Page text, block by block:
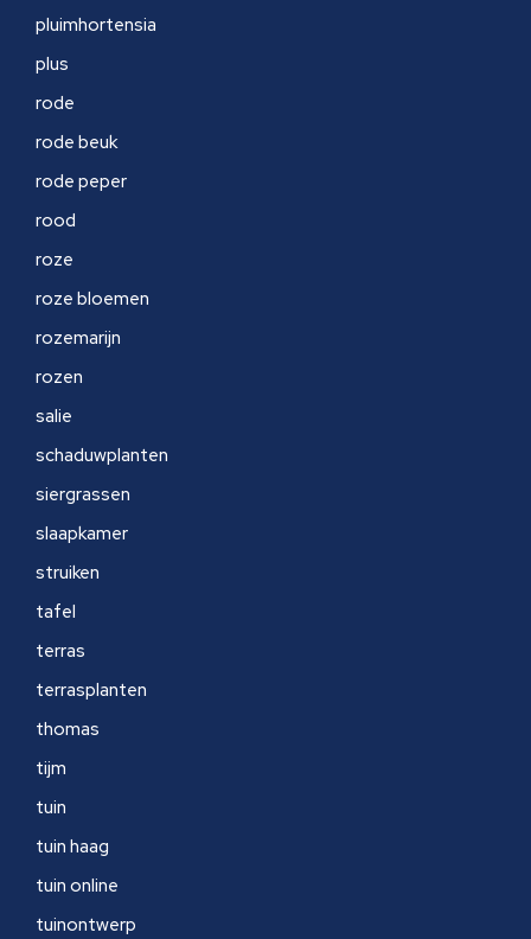
pluimhortensia
plus
rode
rode beuk
rode peper
rood
roze
roze bloemen
rozemarijn
rozen
salie
schaduwplanten
siergrassen
slaapkamer
struiken
tafel
terras
terrasplanten
thomas
tijm
tuin
tuin haag
tuin online
tuinontwerp